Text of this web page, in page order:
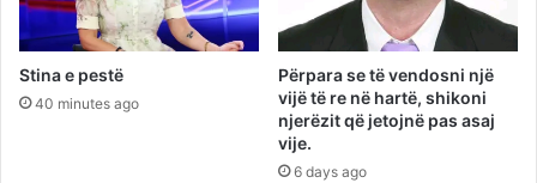
Stina e pestë
40 minutes ago
Përpara se të vendosni një
vijë të re në hartë, shikoni
njerëzit që jetojnë pas asaj
vije.
6 days ago